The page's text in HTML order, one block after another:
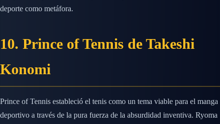
deporte como metáfora.
10. Prince of Tennis de Takeshi
Konomi
Prince of Tennis estableció el tenis como un tema viable para el manga
deportivo a través de la pura fuerza de la absurdidad inventiva. Ryoma